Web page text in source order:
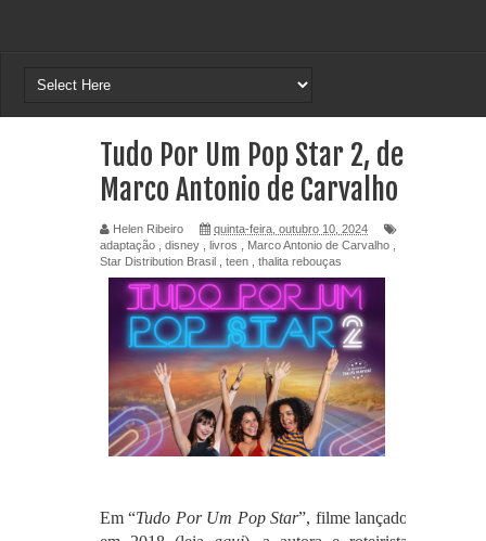
Tudo Por Um Pop Star 2, de
Marco Antonio de Carvalho
Helen Ribeiro
quinta-feira, outubro 10, 2024
adaptação
disney livros Marco Antonio de Carvalho
Star Distribution Brasil
teen thalita rebouças
Em “Tudo Por Um Pop Star”, filme lançado